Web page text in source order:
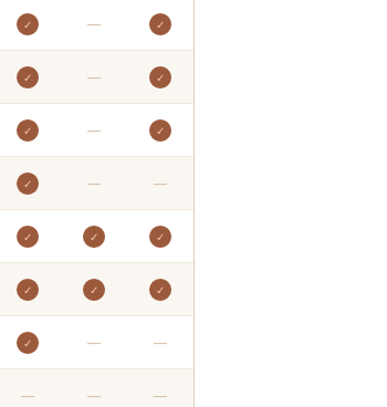
✓ — ✓
✓ — ✓
✓ — ✓
✓ — —
✓ ✓ ✓
✓ ✓ ✓
✓ — —
— — —